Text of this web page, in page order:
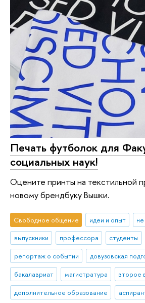
Печать футболок для
социальных наук!
Оцените принты на текстильной
новому брендбуку Вышки.
Свободное общение идеи и опыт
выпускники
профессора
студенты
репортаж о событии
довузовская
бакалавриат
магистратура
второе
дополнительное образование